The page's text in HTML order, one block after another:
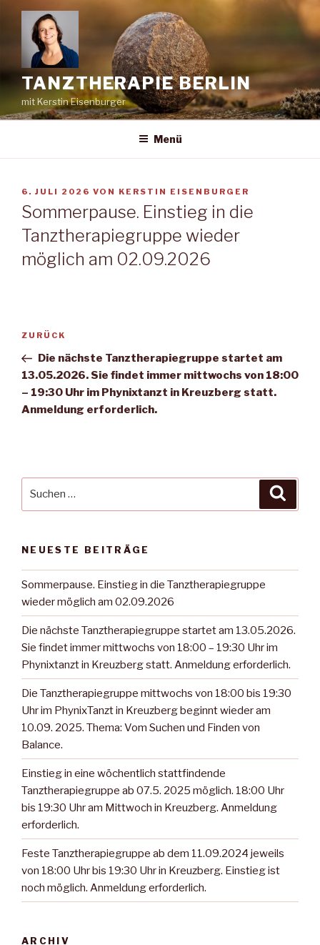
springen
TANZTHERAPIE BERLIN
mit Kerstin Eisenburger
Menü
VERÖFFENTLICHT
AM
6. JULI 2026 VON KERSTIN EISENBURGER
Sommerpause. Einstieg in die
Tanztherapiegruppe wieder
möglich am 02.09.2026
Beitragsnavigation
Vorheriger
Beitrag
ZURÜCK
Die nächste Tanztherapiegruppe startet am
13.05.2026. Sie findet immer mittwochs von 18:00
– 19:30 Uhr im Phynixtanzt in Kreuzberg statt.
Anmeldung erforderlich.
NEUESTE BEITRÄGE
Sommerpause. Einstieg in die Tanztherapiegruppe
wieder möglich am 02.09.2026
Die nächste Tanztherapiegruppe startet am 13.05.2026.
Sie findet immer mittwochs von 18:00 – 19:30 Uhr im
Phynixtanzt in Kreuzberg statt. Anmeldung erforderlich.
Die Tanztherapiegruppe mittwochs von 18:00 bis 19:30
Uhr im PhynixTanzt in Kreuzberg beginnt wieder am
10.09. 2025. Thema: Vom Suchen und Finden von
Balance.
Einstieg in eine wöchentlich stattfindende
Tanztherapiegruppe ab 07.5. 2025 möglich. 18:00 Uhr
bis 19:30 Uhr am Mittwoch in Kreuzberg. Anmeldung
erforderlich.
Feste Tanztherapiegruppe ab dem 11.09.2024 jeweils
von 18:00 Uhr bis 19:30 Uhr in Kreuzberg. Einstieg ist
noch möglich. Anmeldung erforderlich.
ARCHIV